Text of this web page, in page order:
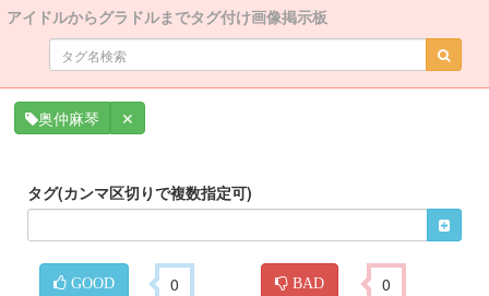
アイドルからグラドルまでタグ付け画像掲示板
奥仲麻琴 ✕
タグ(カンマ区切りで複数指定可)
GOOD 0 BAD 0